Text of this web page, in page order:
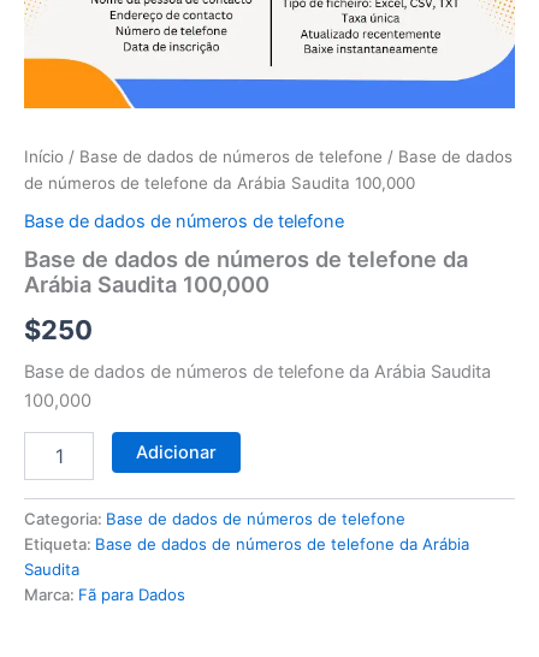
Início / Base de dados de números de telefone / Base de dados
de números de telefone da Arábia Saudita 100,000
Base de dados de números de telefone
Base de dados de números de telefone da
Arábia Saudita 100,000
$250
Base de dados de números de telefone da Arábia Saudita
100,000
telefone
Arábia
100,000
Adicionar
Categoria: Base de dados de números de telefone
Etiqueta: Base de dados de números de telefone da Arábia
Saudita
Marca: Fã para Dados